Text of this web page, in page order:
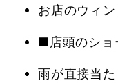
お店のウィ
■店頭のショ
雨が直接当